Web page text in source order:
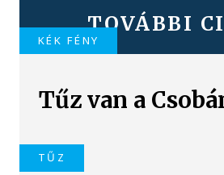
TOVÁBBI
KÉK FÉNY
Tűz van a
TŰZ